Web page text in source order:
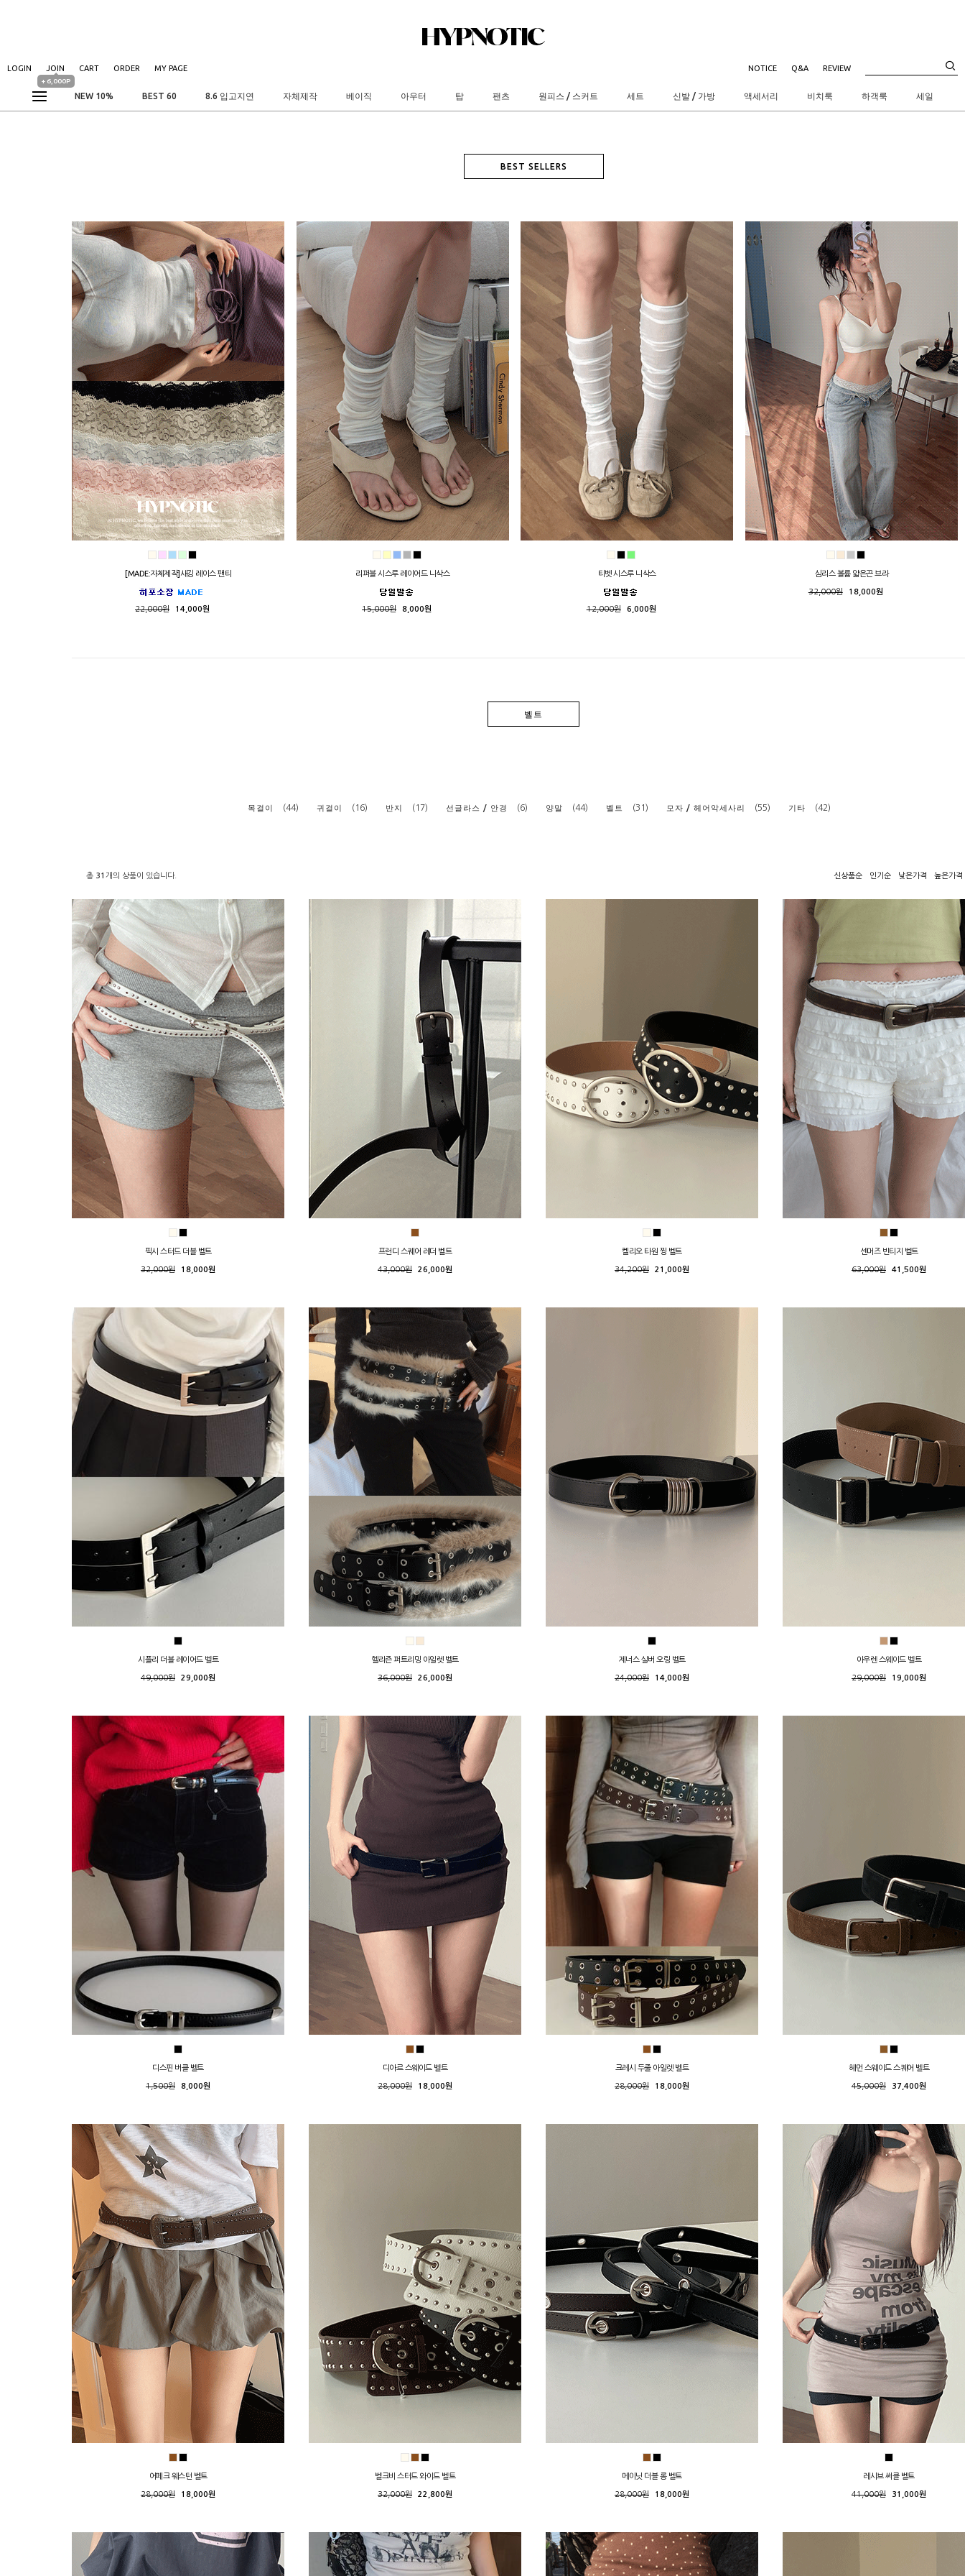
LOGIN JOIN
+ 6,000P
CART ORDER MY PAGE NOTICE Q&A REVIEW
NEW 10% BEST 60 8.6 입고지연 자체제작 베이직 아우터 탑 팬츠 원피스 / 스커트 세트 신발 / 가방 액세서리 비치룩 하객룩 세일
BEST SELLERS
[MADE:자체제작]새깅 레이스 팬티
22,000원 14,000원
리퍼블 시스루 레이어드 니삭스
15,000원 8,000원
티벳 시스루 니삭스
12,000원 6,000원
심리스 볼륨 얇은끈 브라
32,000원 18,000원
벨트
목걸이 (44) 귀걸이 (16) 반지 (17) 선글라스 / 안경 (6) 양말 (44) 벨트 (31) 모자 / 헤어악세사리 (55) 기타 (42)
총 31 개의 상품이 있습니다. 신상품순 인기순 낮은가격 높은가격
픽시 스터드 더블 벨트
32,000원 18,000원
프런디 스퀘어 레더 벨트
43,000원 26,000원
켈리오 타원 찡 벨트
34,200원 21,000원
센머즈 빈티지 벨트
63,000원 41,500원
시플리 더블 레이어드 벨트
49,000원 29,000원
헬리즌 퍼트리밍 아일렛 벨트
36,000원 26,000원
제너스 실버 오링 벨트
24,000원 14,000원
아우렌 스웨이드 벨트
29,000원 19,000원
디스핀 버클 벨트
1,500원 8,000원
디아르 스웨이드 벨트
28,000원 18,000원
크레시 두줄 아일렛 벨트
28,000원 18,000원
헤먼 스웨이드 스퀘어 벨트
45,000원 37,400원
어페크 웨스턴 벨트
28,000원 18,000원
벨크비 스터드 와이드 벨트
32,000원 22,800원
메이닛 더블 롱 벨트
28,000원 18,000원
레시브 써클 벨트
41,000원 31,000원